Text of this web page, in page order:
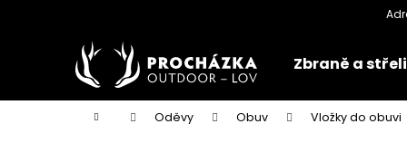
Zbraně a
Domů Oděvy Obuv Vložky do obuvi
k
Zpět
obchodu
Zpět
obchodu